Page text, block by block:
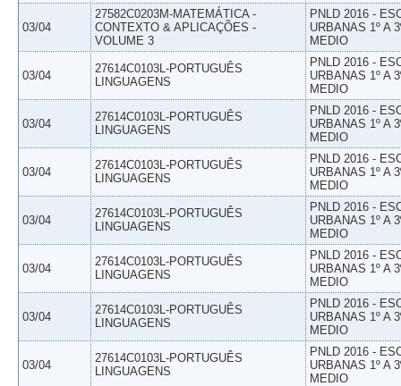
03/04
27582C0203M-MATEMÁTICA -
CONTEXTO & APLICAÇÕES -
VOLUME 3
PNLD 2016 -
URBANAS 1º A
MEDIO
03/04
27614C0103L-PORTUGUÊS
LINGUAGENS
PNLD 2016 -
URBANAS 1º A
MEDIO
03/04
27614C0103L-PORTUGUÊS
LINGUAGENS
PNLD 2016 -
URBANAS 1º A
MEDIO
03/04
27614C0103L-PORTUGUÊS
LINGUAGENS
PNLD 2016 -
URBANAS 1º A
MEDIO
03/04
27614C0103L-PORTUGUÊS
LINGUAGENS
PNLD 2016 -
URBANAS 1º A
MEDIO
03/04
27614C0103L-PORTUGUÊS
LINGUAGENS
PNLD 2016 -
URBANAS 1º A
MEDIO
03/04
27614C0103L-PORTUGUÊS
LINGUAGENS
PNLD 2016 -
URBANAS 1º A
MEDIO
03/04
27614C0103L-PORTUGUÊS
LINGUAGENS
PNLD 2016 -
URBANAS 1º A
MEDIO